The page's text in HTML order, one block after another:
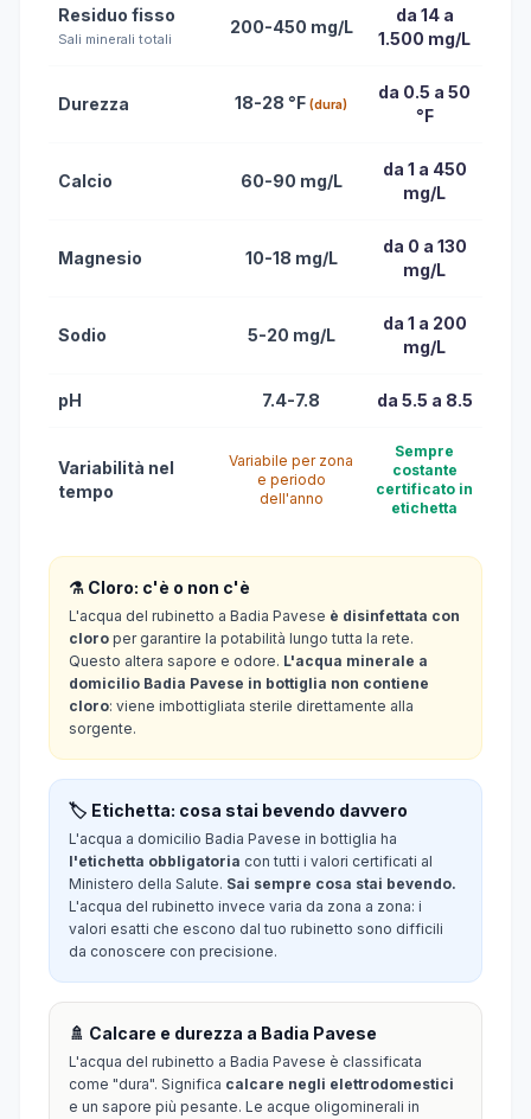
Residuo fisso
Sali minerali totali
200-450 mg/L
da 14 a
1.500 mg/L
Durezza 18-28 °F (dura)
da 0.5 a 50
°F
Calcio 60-90 mg/L
da 1 a 450
mg/L
Magnesio 10-18 mg/L
da 0 a 130
mg/L
Sodio 5-20 mg/L
da 1 a 200
mg/L
pH 7.4-7.8 da 5.5 a 8.5
Variabilità nel
tempo
Variabile per zona
e periodo
dell'anno
Sempre
costante
certificato in
etichetta
⚗️ Cloro: c'è o non c'è
L'acqua del rubinetto a Badia Pavese è disinfettata con
cloro per garantire la potabilità lungo tutta la rete.
Questo altera sapore e odore. L'acqua minerale a
domicilio Badia Pavese in bottiglia non contiene
cloro: viene imbottigliata sterile direttamente alla
sorgente.
🏷️ Etichetta: cosa stai bevendo davvero
L'acqua a domicilio Badia Pavese in bottiglia ha
l'etichetta obbligatoria con tutti i valori certificati al
Ministero della Salute. Sai sempre cosa stai bevendo.
L'acqua del rubinetto invece varia da zona a zona: i
valori esatti che escono dal tuo rubinetto sono difficili
da conoscere con precisione.
🚿 Calcare e durezza a Badia Pavese
L'acqua del rubinetto a Badia Pavese è classificata
come "dura". Significa calcare negli elettrodomestici
e un sapore più pesante. Le acque oligominerali in